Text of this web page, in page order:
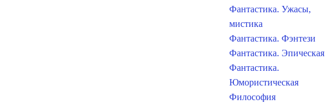
Фантастика. Ужасы,
мистика
Фантастика. Фэнтези
Фантастика. Эпическая
Фантастика.
Юмористическая
Философия